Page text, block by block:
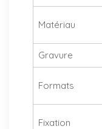
Matériau
Gravure
Formats
Fixation